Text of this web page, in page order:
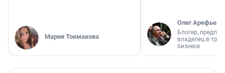
Мария Токмакова
Олег Арефьев
Блогер,
владелец в
бизнесе